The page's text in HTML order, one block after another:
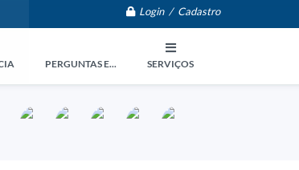
Login / Cadastro
PERGUNTAS E... SERVIÇOS